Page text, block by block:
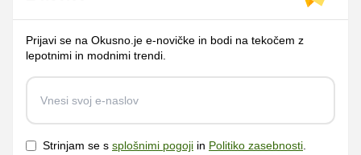
Prijavi se na Okusno.je e-novičke in bodi na tekočem z
lepotnimi in modnimi trendi.
Strinjam se s splošnimi pogoji in Politiko zasebnosti